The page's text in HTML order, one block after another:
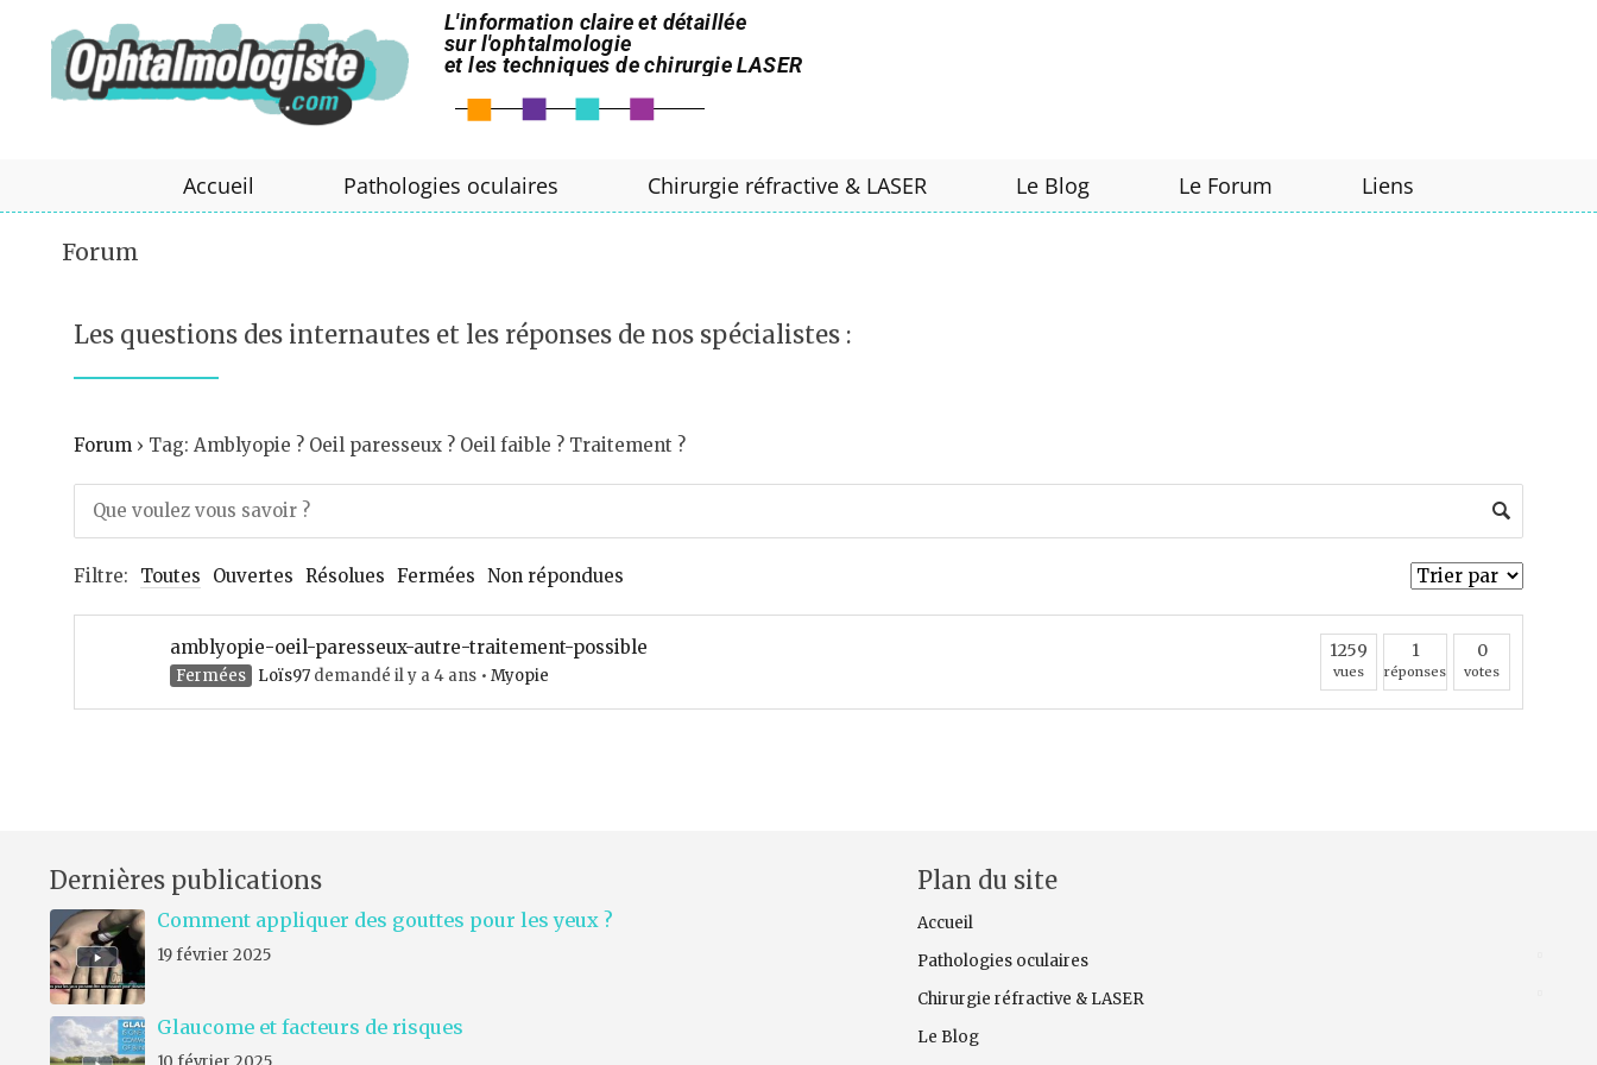
L'information claire et détaillée
sur l'ophtalmologie
et les techniques de chirurgie LASER
Accueil Pathologies oculaires Chirurgie réfractive & LASER Le Blog Le Forum Liens
Forum
Les questions des internautes et les réponses de nos spécialistes :
Forum › Tag: Amblyopie ? Oeil paresseux ? Oeil faible ? Traitement ?
Filtre: Toutes Ouvertes Résolues Fermées Non répondues
amblyopie-oeil-paresseux-autre-traitement-possible
Fermées Loïs97 demandé il y a 4 ans • Myopie
1259
vues
1
réponses
0
votes
Dernières publications
Comment appliquer des gouttes pour les yeux ?
19 février 2025
Glaucome et facteurs de risques
Plan du site
Accueil
Pathologies oculaires
Chirurgie réfractive & LASER
Le Blog